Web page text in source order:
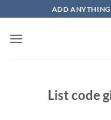
qua
nội
ADD ANYTHING
List code